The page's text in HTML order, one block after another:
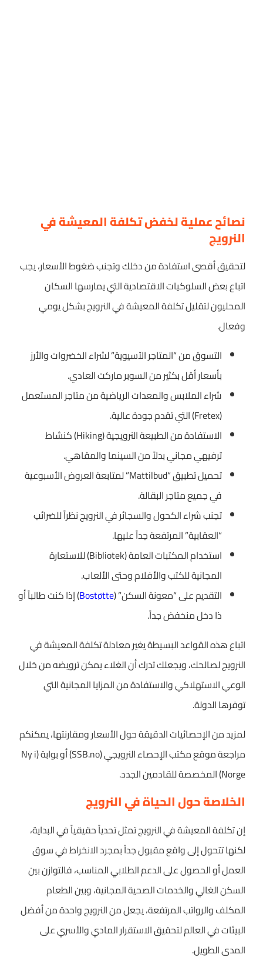
نصائح عملية لخفض تكلفة المعيشة في
النرويج
لتحقيق أقصى استفادة من دخلك وتجنب ضغوط الأسعار، يجب
اتباع بعض السلوكيات الاقتصادية التي يمارسها السكان
المحليون لتقليل تكلفة المعيشة في النرويج بشكل يومي
وفعال.
التسوق من “المتاجر الآسيوية” لشراء الخضروات والأرز
بأسعار أقل بكثير من السوبر ماركت العادي.
شراء الملابس والمعدات الرياضية من متاجر المستعمل
(Fretex) التي تقدم جودة عالية.
الاستفادة من الطبيعة النرويجية (Hiking) كنشاط
ترفيهي مجاني بدلاً من السينما والمقاهي.
تحميل تطبيق “Mattilbud” لمتابعة العروض الأسبوعية
في جميع متاجر البقالة.
تجنب شراء الكحول والسجائر في النرويج نظراً للضرائب
“العقابية” المرتفعة جداً عليها.
استخدام المكتبات العامة (Bibliotek) للاستعارة
المجانية للكتب والأفلام وحتى الألعاب.
التقديم على “معونة السكن” (Bostøtte) إذا كنت طالباً أو
ذا دخل منخفض جداً.
اتباع هذه القواعد البسيطة يغير معادلة تكلفة المعيشة في
النرويج لصالحك، ويجعلك تدرك أن الغلاء يمكن ترويضه من خلال
الوعي الاستهلاكي والاستفادة من المزايا المجانية التي
توفرها الدولة.
لمزيد من الإحصائيات الدقيقة حول الأسعار ومقارنتها، يمكنكم
مراجعة موقع مكتب الإحصاء النرويجي (SSB.no) أو بوابة (Ny i
Norge) المخصصة للقادمين الجدد.
الخلاصة حول الحياة في النرويج
إن تكلفة المعيشة في النرويج تمثل تحدياً حقيقياً في البداية،
لكنها تتحول إلى واقع مقبول جداً بمجرد الانخراط في سوق
العمل أو الحصول على الدعم الطلابي المناسب، فالتوازن بين
السكن الغالي والخدمات الصحية المجانية، وبين الطعام
المكلف والرواتب المرتفعة، يجعل من النرويج واحدة من أفضل
البيئات في العالم لتحقيق الاستقرار المادي والأسري على
المدى الطويل.